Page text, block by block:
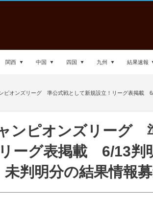
関西 中国 四国 九州 結果速報
ピオンズリーグ 準公式戦として新規設立！リーグ表掲載 6/
ンピオンズリーグ
ーグ表掲載 6/13判
判明分の結果情報